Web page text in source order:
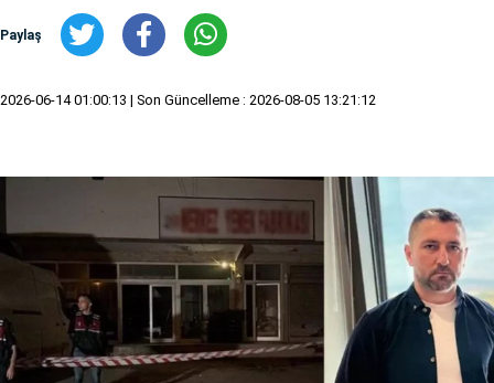
Paylaş
2026-06-14 01:00:13 | Son Güncelleme : 2026-08-05 13:21:12